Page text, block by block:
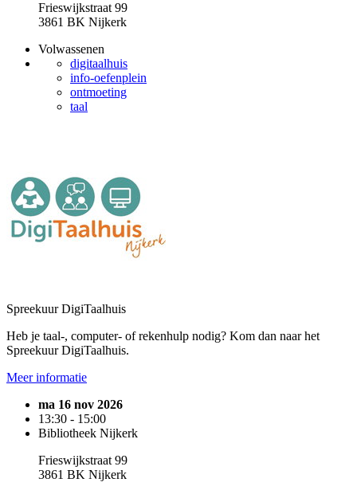
Frieswijkstraat 99
3861 BK Nijkerk
Volwassenen
digitaalhuis
info-oefenplein
ontmoeting
taal
Spreekuur DigiTaalhuis
Heb je taal-, computer- of rekenhulp nodig? Kom dan naar het
Spreekuur DigiTaalhuis.
Meer informatie
ma 16 nov 2026
13:30 - 15:00
Bibliotheek Nijkerk
Frieswijkstraat 99
3861 BK Nijkerk